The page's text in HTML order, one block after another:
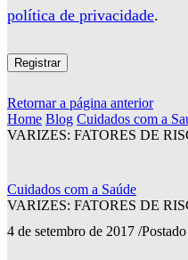
política de privacidade.
Registrar
Retornar a página anterior
Home Blog Cuidados com a
VARIZES: FATORES DE
Cuidados com a Saúde
VARIZES: FATORES DE
4 de setembro de 2017 /